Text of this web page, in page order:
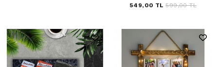
549,00 TL 599,00 TL